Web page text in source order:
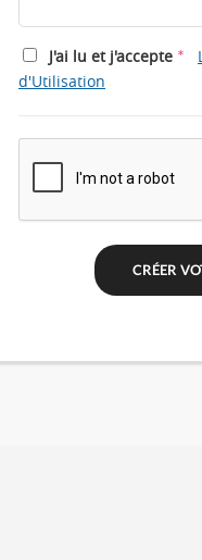
J'ai lu et j'accepte *
d'Utilisation